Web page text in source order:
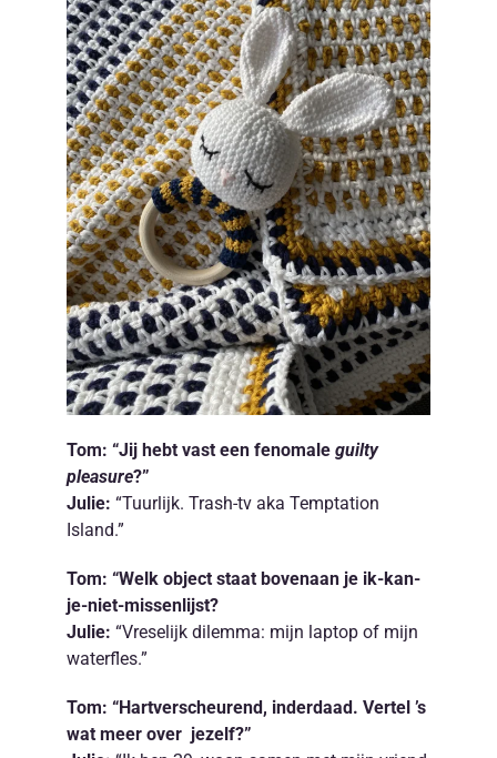
Tom: “Jij hebt vast een fenomale guilty
pleasure?”
Julie: “Tuurlijk. Trash-tv aka Temptation
Island.”
Tom: “Welk object staat bovenaan je ik-kan-
je-niet-missenlijst?
Julie: “Vreselijk dilemma: mijn laptop of mijn
waterfles.”
Tom: “Hartverscheurend, inderdaad. Vertel ’s
wat meer over jezelf?”